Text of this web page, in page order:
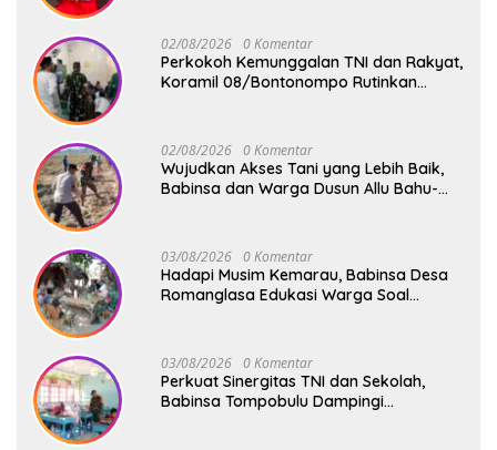
02/08/2026 0 Komentar
Perkokoh Kemunggalan TNI dan Rakyat,
Koramil 08/Bontonompo Rutinkan
02/08/2026 0 Komentar
Wujudkan Akses Tani yang Lebih Baik,
Babinsa dan Warga Dusun Allu Bahu-
03/08/2026 0 Komentar
Hadapi Musim Kemarau, Babinsa Desa
Romanglasa Edukasi Warga Soal
03/08/2026 0 Komentar
Perkuat Sinergitas TNI dan Sekolah,
Babinsa Tompobulu Dampingi